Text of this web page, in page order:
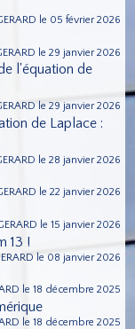
le 05 février 2026
le 29 janvier 2026
l'équation de
le 29 janvier 2026
de Laplace :
le 28 janvier 2026
le 22 janvier 2026
le 15 janvier 2026
13 !
le 08 janvier 2026
le 18 décembre 2025
le 18 décembre 2025